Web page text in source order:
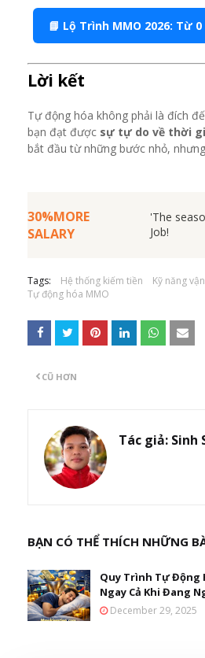
📘 Lộ Trình MMO 2026: Từ
Lời kết
Tự động hóa không phải là đích
bạn đạt được sự tự do về thời
bắt đầu từ những bước nhỏ,
30%MORE
SALARY
'The
Job!
Tags: Hệ thống kiếm tiền
Kỹ năng
Tự động hóa MMO
CŨ HƠN
Tác giả: Sinh
BẠN CÓ THỂ THÍCH NHỮNG
Quy Trình Tự Động
Ngay Cả Khi Đang
December 29, 2025